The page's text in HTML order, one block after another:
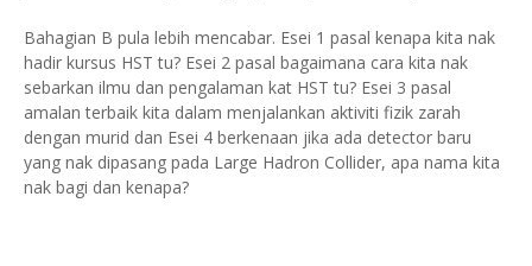
Bahagian B pula lebih mencabar. Esei 1 pasal kenapa kita nak
hadir kursus HST tu? Esei 2 pasal bagaimana cara kita nak
sebarkan ilmu dan pengalaman kat HST tu? Esei 3 pasal
amalan terbaik kita dalam menjalankan aktiviti fizik zarah
dengan murid dan Esei 4 berkenaan jika ada detector baru
yang nak dipasang pada Large Hadron Collider, apa nama kita
nak bagi dan kenapa?